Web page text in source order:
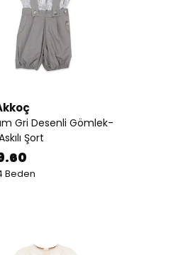
Gri Desenli Gömlek-
Şort
Beden